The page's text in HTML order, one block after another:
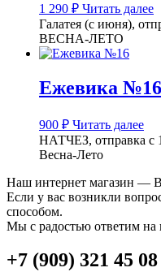
1 290 ₽ Читать далее
Галатея (с июня),
ВЕСНА-ЛЕТО
Ежевика №16
900 ₽ Читать далее
НАТЧЕЗ, отправка с
Весна-Лето
Наш интернет магазин —
Если у вас возникли
способом.
Мы с радостью ответим
+7 (909) 321 45 08